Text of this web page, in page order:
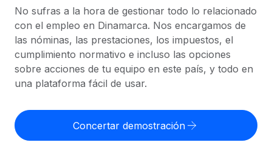
Nómina global
Gestiona las nóminas de forma sencilla y conforme a la
legalidad.
Employer of Record
Expándete en todo el mundo sin gastar en entidades.
cumpliendo la normativa.
COBERTURA MUNDIAL
Explorador de países
Consulta el soporte del empleo global según el país.
Explorador estatal de EE. UU.
Simplifica la contratación en todos los estados de EE.
Comparador de Remote
Compáranos con otras empresas.
Recursos
HERRAMIENTAS Y CALCULADORAS
Calculadora del riesgo de clasificación errónea
Consulta el riesgo de clasificación errónea por país.
cualquier país.
Precios
English
No sufras a la hora de gestionar todo lo relacionado
con el empleo en Dinamarca. Nos encargamos de
las nóminas, las prestaciones, los impuestos, el
cumplimiento normativo e incluso las opciones
sobre acciones de tu equipo en este país, y todo en
una plataforma fácil de usar.
Concertar demostración